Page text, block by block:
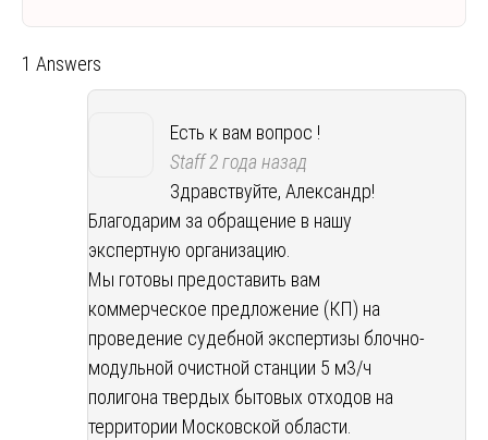
1 Answers
Есть к вам вопрос !
Staff2 года назад
Здравствуйте, Александр!
Благодарим за обращение в нашу
экспертную организацию.
Мы готовы предоставить вам
коммерческое предложение (КП) на
проведение судебной экспертизы блочно-
модульной очистной станции 5 м3/ч
полигона твердых бытовых отходов на
территории Московской области.